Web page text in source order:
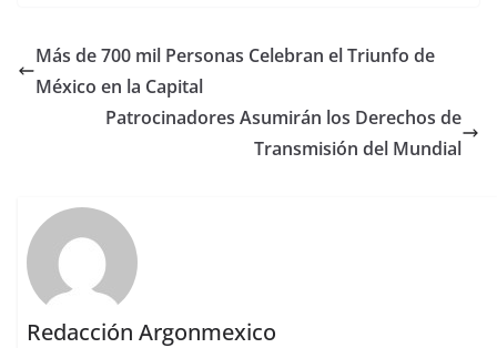
Más de 700 mil Personas Celebran el Triunfo de
México en la Capital
Patrocinadores Asumirán los Derechos de
Transmisión del Mundial
Redacción Argonmexico